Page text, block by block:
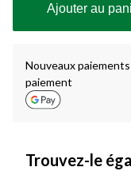
à
Ajouter au
Nouveaux
paiement
Trouvez-le